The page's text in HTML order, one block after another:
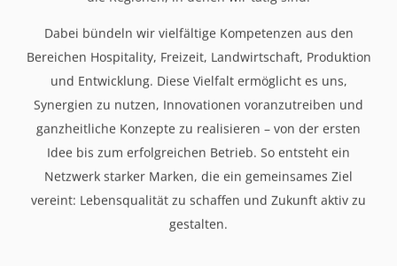
Dabei bündeln wir vielfältige Kompetenzen aus den
Bereichen Hospitality, Freizeit, Landwirtschaft, Produktion
und Entwicklung. Diese Vielfalt ermöglicht es uns,
Synergien zu nutzen, Innovationen voranzutreiben und
ganzheitliche Konzepte zu realisieren – von der ersten
Idee bis zum erfolgreichen Betrieb. So entsteht ein
Netzwerk starker Marken, die ein gemeinsames Ziel
vereint: Lebensqualität zu schaffen und Zukunft aktiv zu
gestalten.